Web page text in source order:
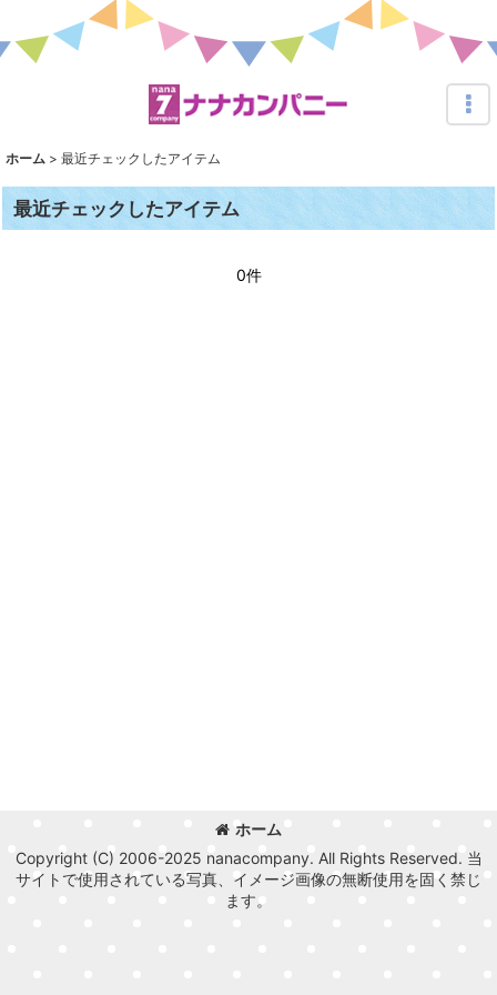
ホーム > 最近チェックしたアイテム
最近チェックしたアイテム
0件
ホーム
Copyright (C) 2006-2025 nanacompany. All Rights Reserved. 当
サイトで使用されている写真、イメージ画像の無断使用を固く禁じ
ます。